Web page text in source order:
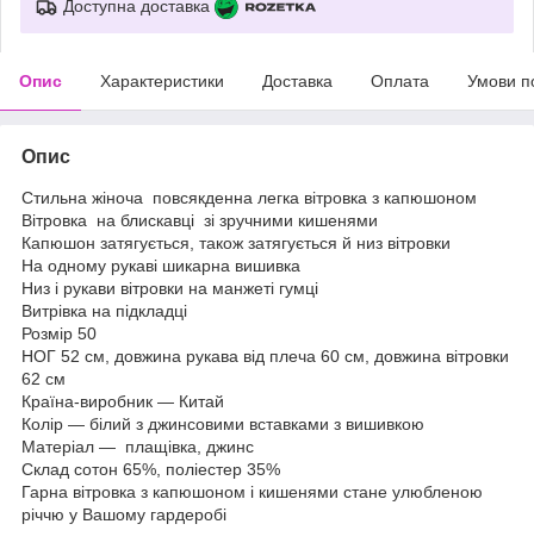
Доступна доставка
Опис Характеристики Доставка Оплата Умови
Опис
Стильна жіноча повсякденна легка вітровка з капюшоном
Вітровка на блискавці зі зручними кишенями
Капюшон затягується, також затягується й низ вітровки
На одному рукаві шикарна вишивка
Низ і рукави вітровки на манжеті гумці
Витрівка на підкладці
Розмір 50
НОГ 52 см, довжина рукава від плеча 60 см, довжина вітровки
62 см
Країна-виробник — Китай
Колір — білий з джинсовими вставками з вишивкою
Матеріал — плащівка, джинс
Склад сотон 65%, поліестер 35%
Гарна вітровка з капюшоном і кишенями стане улюбленою
річчю у Вашому гардеробі